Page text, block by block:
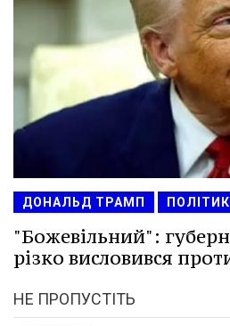
ДОНАЛЬД ТРАМП ПОЛІТИК
"Божевільний":
різко висловився
НЕ ПРОПУСТІТЬ